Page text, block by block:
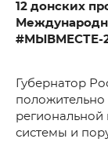
12 донских
#МЫВМЕСТЕ-
Губернатор
системы и